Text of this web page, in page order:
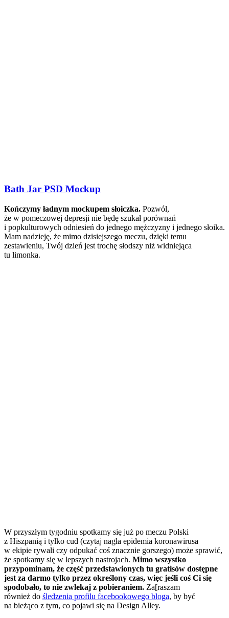
Bath Jar PSD Mockup
Kończymy ładnym mockupem słoiczka. Pozwól,
że w pomeczowej depresji nie będę szukał porównań
i popkulturowych odniesień do jednego mężczyzny i jednego słoika.
Mam nadzieję, że mimo dzisiejszego meczu, dzięki temu
zestawieniu, Twój dzień jest trochę słodszy niż widniejąca
tu limonka.
W przyszłym tygodniu spotkamy się już po meczu Polski
z Hiszpanią i tylko cud (czytaj nagła epidemia koronawirusa
w ekipie rywali czy odpukać coś znacznie gorszego) może sprawić,
że spotkamy się w lepszych nastrojach. Mimo wszystko
przypominam, że część przedstawionych tu gratisów dostępne
jest za darmo tylko przez określony czas, więc jeśli coś Ci się
spodobało, to nie zwlekaj z pobieraniem. Za[raszam
również do śledzenia profilu facebookowego bloga, by być
na bieżąco z tym, co pojawi się na Design Alley.